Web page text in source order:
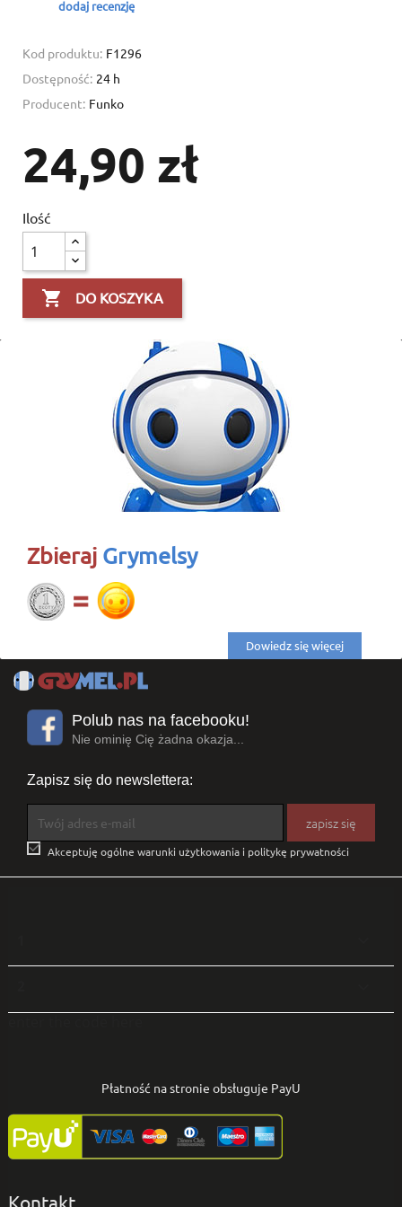
dodaj recenzję
Kod produktu: F1296
Dostępność: 24 h
Producent: Funko
24,90 zł
Ilość
 DO KOSZYKA
Zbieraj Grymelsy
Dowiedz się więcej
Polub nas na facebooku!
Nie ominię Cię żadna okazja...
Zapisz się do newslettera:
 Akceptuję ogólne warunki użytkowania i politykę prywatności
Płatność na stronie obsługuje PayU
Kontakt